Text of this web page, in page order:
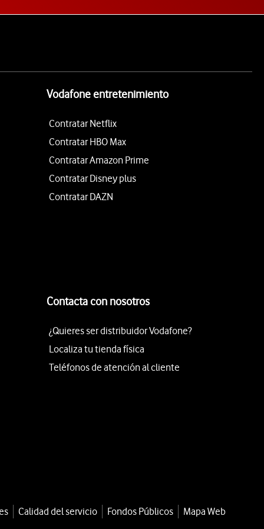
Vodafone entretenimiento
Contratar Netflix
Contratar HBO Max
Contratar Amazon Prime
Contratar Disney plus
Contratar DAZN
Contacta con nosotros
¿Quieres ser distribuidor Vodafone?
Localiza tu tienda física
Teléfonos de atención al cliente
Calidad del servicio Fondos Públicos
Mapa Web